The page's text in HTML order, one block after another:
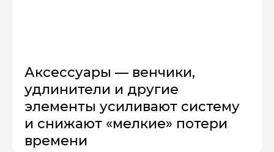
Аксессуары — венчики,
удлинители и другие
элементы усиливают систему
и снижают «мелкие» потери
времени